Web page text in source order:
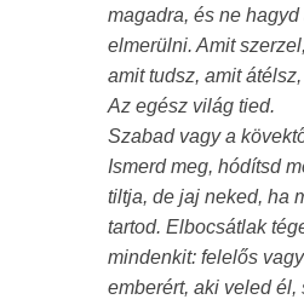
magadra, és ne
elmerülni. Amit
amit tudsz, amit
Az egész világ tied.
Szabad vagy a
Ismerd meg, hódítsd
tiltja, de jaj neked, ha
tartod. Elbocsátlak
mindenkit: felelős
emberért, aki veled él,